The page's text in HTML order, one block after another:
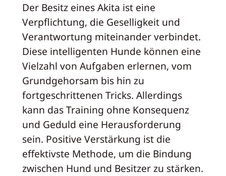
Der Besitz eines Akita ist eine
Verpflichtung, die Geselligkeit und
Verantwortung miteinander verbindet.
Diese intelligenten Hunde können eine
Vielzahl von Aufgaben erlernen, vom
Grundgehorsam bis hin zu
fortgeschrittenen Tricks. Allerdings
kann das Training ohne Konsequenz
und Geduld eine Herausforderung
sein. Positive Verstärkung ist die
effektivste Methode, um die Bindung
zwischen Hund und Besitzer zu stärken.